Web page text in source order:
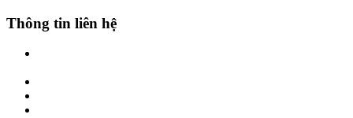
Thông tin liên hệ